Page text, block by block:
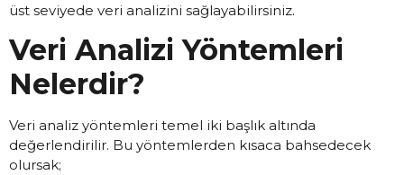
üst seviyede veri analizini sağlayabilirsiniz.
Veri Analizi Yöntemleri
Nelerdir?
Veri analiz yöntemleri temel iki başlık altında
değerlendirilir. Bu yöntemlerden kısaca bahsedecek
olursak;